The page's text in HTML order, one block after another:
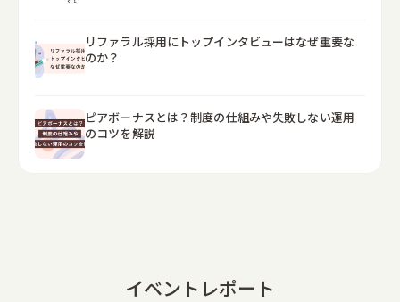
リファラル採用にトップインタビューはなぜ重要な
のか？
ピアボーナスとは？制度の仕組みや失敗しない運用
のコツを解説
イベントレポート